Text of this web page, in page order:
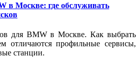
в Москве: где обслуживать
для BMW в Москве. Как выбрать
отличаются профильные сервисы,
станции.